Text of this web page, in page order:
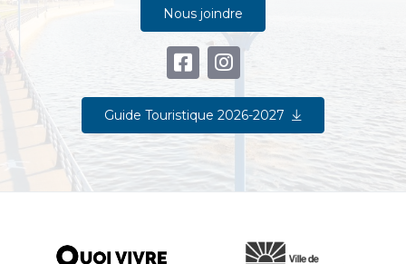
Nous joindre
Guide Touristique 2026-2027